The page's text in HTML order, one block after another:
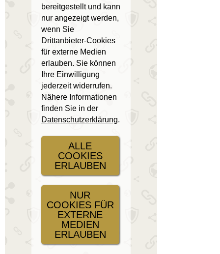
bereitgestellt und kann
nur angezeigt werden,
wenn Sie
Drittanbieter-Cookies
für externe Medien
erlauben. Sie können
Ihre Einwilligung
jederzeit widerrufen.
Nähere Informationen
finden Sie in der
Datenschutzerklärung.
ALLE
COOKIES
ERLAUBEN
NUR
COOKIES FÜR
EXTERNE
MEDIEN
ERLAUBEN